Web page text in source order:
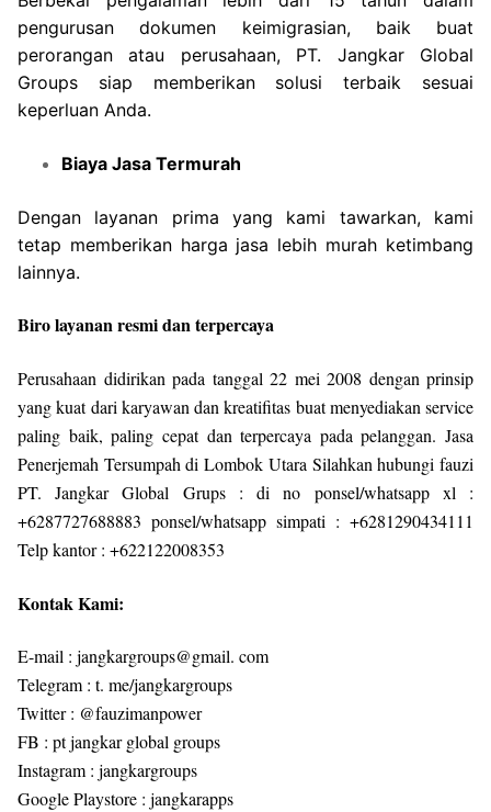
pengurusan dokumen keimigrasian, baik buat
perorangan atau perusahaan, PT. Jangkar Global
Groups siap memberikan solusi terbaik sesuai
keperluan Anda.
Biaya Jasa Termurah
Dengan layanan prima yang kami tawarkan, kami
tetap memberikan harga jasa lebih murah ketimbang
lainnya.
Biro layanan resmi dan terpercaya
Perusahaan didirikan pada tanggal 22 mei 2008 dengan prinsip
yang kuat dari karyawan dan kreatifitas buat menyediakan service
paling baik, paling cepat dan terpercaya pada pelanggan. Jasa
Penerjemah Tersumpah di Lombok Utara Silahkan hubungi fauzi
PT. Jangkar Global Grups : di no ponsel/whatsapp xl :
+6287727688883 ponsel/whatsapp simpati : +6281290434111
Telp kantor : +622122008353
Kontak Kami:
E-mail : jangkargroups@gmail. com
Telegram : t. me/jangkargroups
Twitter : @fauzimanpower
FB : pt jangkar global groups
Instagram : jangkargroups
Google Playstore : jangkarapps